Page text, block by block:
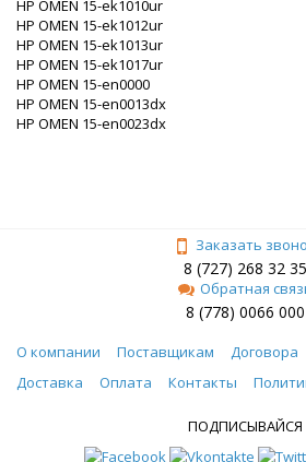
HP OMEN 15-ek1010ur
HP OMEN 15-ek1012ur
HP OMEN 15-ek1013ur
HP OMEN 15-ek1017ur
HP OMEN 15-en0000
HP OMEN 15-en0013dx
HP OMEN 15-en0023dx
Заказать
8 (727) 268 32 35
Обратная
8 (778) 0066 000
О компании Поставщикам Договора
Доставка
Оплата Контакты
ПОДПИСЫВАЙСЯ